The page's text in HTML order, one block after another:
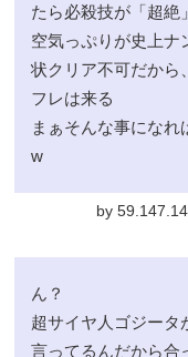
たら必殺技が「超絶
空気っぷりが史上ナ
状クリア不可だから
フレは来る
まぁそんな事にな
w
by
ん？
超サイヤ人ゴジータ
言ってるんだから合